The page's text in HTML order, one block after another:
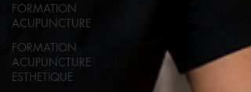
FORMATION
ACUPUNCTURE
FORMATION
ACUPUNCTURE
ESTHETIQUE